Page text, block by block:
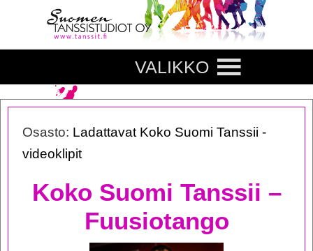
VALIKKO
Osasto: Ladattavat Koko Suomi Tanssii -
videoklipit
Koko Suomi Tanssii –
Fuusiotango